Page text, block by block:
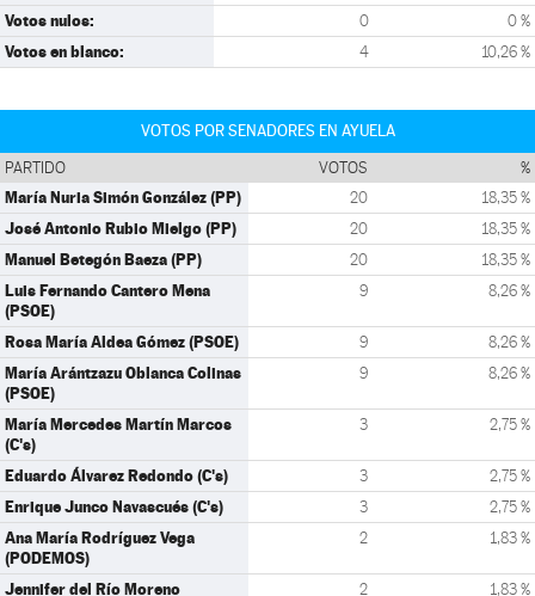
Votos nulos: 0 0 %
Votos en blanco: 4 10,26 %
VOTOS POR SENADORES EN AYUELA
PARTIDO VOTOS %
María Nuria Simón González (PP) 20 18,35 %
José Antonio Rubio Mielgo (PP) 20 18,35 %
Manuel Betegón Baeza (PP) 20 18,35 %
Luis Fernando Cantero Mena
(PSOE)
9 8,26 %
Rosa María Aldea Gómez (PSOE) 9 8,26 %
María Arántzazu Oblanca Colinas
(PSOE)
9 8,26 %
María Mercedes Martín Marcos
(C's)
3 2,75 %
Eduardo Álvarez Redondo (C's) 3 2,75 %
Enrique Junco Navascués (C's) 3 2,75 %
Ana María Rodríguez Vega
(PODEMOS)
2 1,83 %
Jennifer del Río Moreno
2 1,83 %